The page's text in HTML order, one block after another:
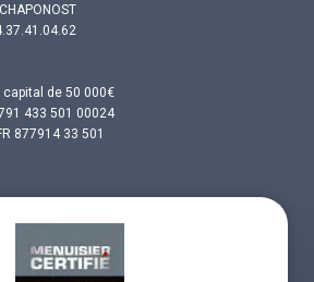
capital de 50 000€
433 501 00024
877914 33 501